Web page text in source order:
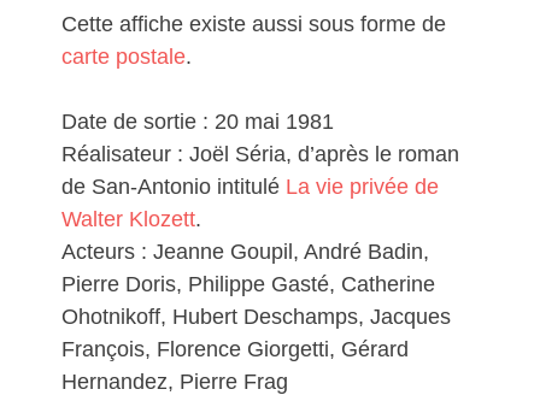
Cette affiche existe aussi sous forme de
carte postale.
Date de sortie : 20 mai 1981
Réalisateur : Joël Séria, d’après le roman
de San-Antonio intitulé La vie privée de
Walter Klozett.
Acteurs : Jeanne Goupil, André Badin,
Pierre Doris, Philippe Gasté, Catherine
Ohotnikoff, Hubert Deschamps, Jacques
François, Florence Giorgetti, Gérard
Hernandez, Pierre Frag